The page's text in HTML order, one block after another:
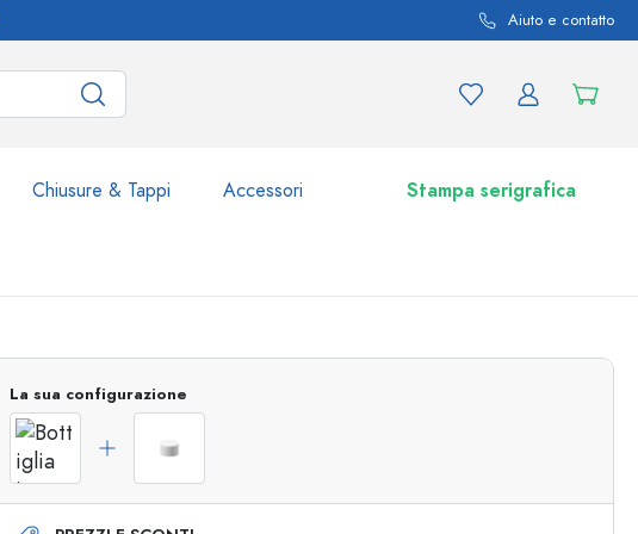
Aiuto e contatto
Chiusure & Tappi Accessori Stampa serigrafica
Vasetti e Barattoli
La sua configurazione